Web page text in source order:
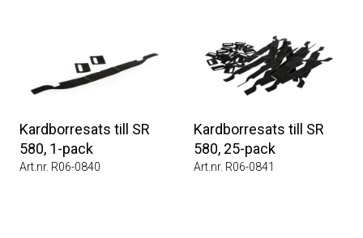
Kardborresats till SR
580, 1-pack
Art.nr. R06-0840
Kardborresats till SR
580, 25-pack
Art.nr. R06-0841